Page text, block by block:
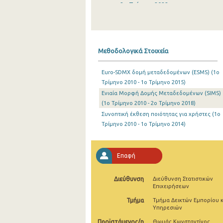
2o Τρίμηνο 2022
2o Τρίμηνο 2021
1o Τρίμηνο 2021
4o Τρίμηνο 2020
2o Τρίμηνο 2020
1o Τρίμηνο 2020
4o Τρίμηνο 2019
3o Τρίμηνο 2019
2o Τρίμηνο 2019
Μεθοδολογικά Στοιχεία
Euro-SDMX δομή μεταδεδομένων (ESMS) (1o
Τρίμηνο 2010 - 1o Τρίμηνο 2015)
Ενιαία Μορφή Δομής Μεταδεδομένων (SIMS)
(1o Τρίμηνο 2010 - 2o Τρίμηνο 2018)
Συνοπτική έκθεση ποιότητας για χρήστες (1o
Τρίμηνο 2010 - 1o Τρίμηνο 2014)
Επαφή
Διεύθυνση
Διεύθυνση Στατιστικών
Επιχειρήσεων
Τμήμα
Τμήμα Δεικτών Εμπορίου
Υπηρεσιών
Θωμάς Κωνσταντίνος